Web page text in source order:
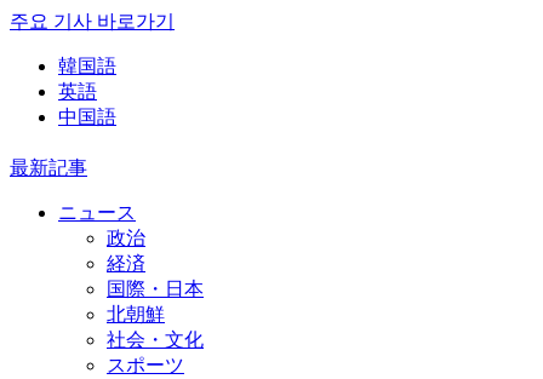
주요 기사 바로가기
韓国語
英語
中国語
最新記事
ニュース
政治
経済
国際・日本
北朝鮮
社会・文化
スポーツ